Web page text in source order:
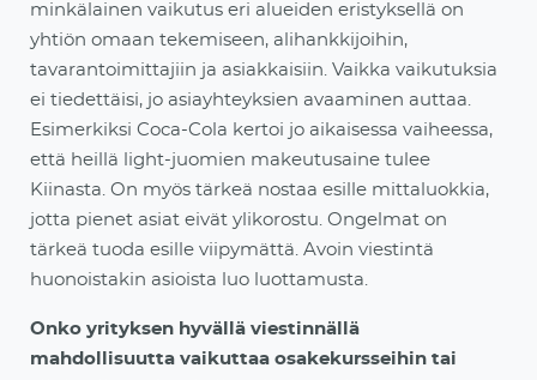
minkälainen vaikutus eri alueiden eristyksellä on
yhtiön omaan tekemiseen, alihankkijoihin,
tavarantoimittajiin ja asiakkaisiin. Vaikka vaikutuksia
ei tiedettäisi, jo asiayhteyksien avaaminen auttaa.
Esimerkiksi Coca-Cola kertoi jo aikaisessa vaiheessa,
että heillä light-juomien makeutusaine tulee
Kiinasta. On myös tärkeä nostaa esille mittaluokkia,
jotta pienet asiat eivät ylikorostu. Ongelmat on
tärkeä tuoda esille viipymättä. Avoin viestintä
huonoistakin asioista luo luottamusta.
Onko yrityksen hyvällä viestinnällä
mahdollisuutta vaikuttaa osakekursseihin tai